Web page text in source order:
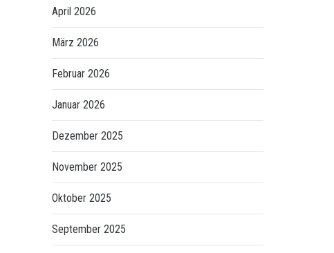
April 2026
März 2026
Februar 2026
Januar 2026
Dezember 2025
November 2025
Oktober 2025
September 2025